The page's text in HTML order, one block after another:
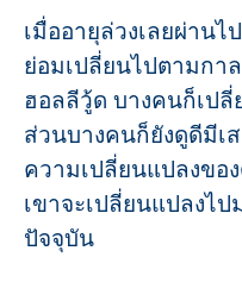
เมื่ออายุล่วงเลยผ่าน
ย่อมเปลี่ยนไปตามกา
ฮอลลีวู้ด บางคนก็เป
ส่วนบางคนก็ยังดูดีมีเ
ความเปลี่ยนแปลงขอ
เขาจะเปลี่ยนแปลงไ
ปัจจุบัน